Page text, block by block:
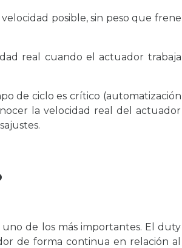
posible, sin peso que frene
real cuando el actuador trabaja
de ciclo es crítico (automatización
la velocidad real del actuador
uno de los más importantes. El duty
de forma continua en relación al